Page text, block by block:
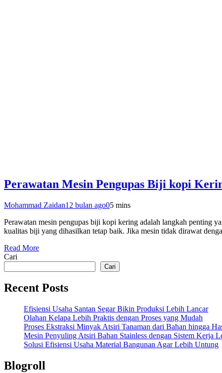
Perawatan Mesin Pengupas Biji kopi
Mohammad Zaidan12 bulan ago05 mins
Perawatan mesin pengupas biji kopi kering adalah langkah penting
kualitas biji yang dihasilkan tetap baik. Jika mesin tidak dirawat
Read More
Cari
Cari
Recent Posts
Efisiensi Usaha Santan Segar Bikin Produksi Lebih Lancar
Olahan Kelapa Lebih Praktis dengan Proses yang Mudah
Proses Ekstraksi Minyak Atsiri Tanaman dari Bahan hingga
Mesin Penyuling Atsiri Bahan Stainless dengan Sistem Kerja
Solusi Efisiensi Usaha Material Bangunan Agar Lebih Untung
Blogroll